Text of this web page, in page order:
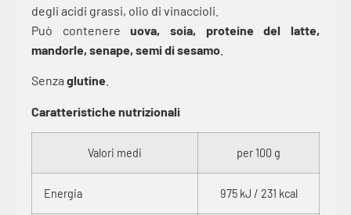
degli acidi grassi, olio di vinaccioli.
Può contenereuova, soia, proteine del latte,
mandorle, senape, semi di sesamo
Senza glutine
Caratteristiche nutrizionali
Valori medi per 100 g
Energia 975 kJ / 231 kcal